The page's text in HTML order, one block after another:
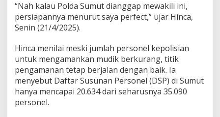
“Nah kalau Polda Sumut dianggap mewakili ini,
persiapannya menurut saya perfect,” ujar Hinca,
Senin (21/4/2025).
Hinca menilai meski jumlah personel kepolisian
untuk mengamankan mudik berkurang, titik
pengamanan tetap berjalan dengan baik. Ia
menyebut Daftar Susunan Personel (DSP) di Sumut
hanya mencapai 20.634 dari seharusnya 35.090
personel.